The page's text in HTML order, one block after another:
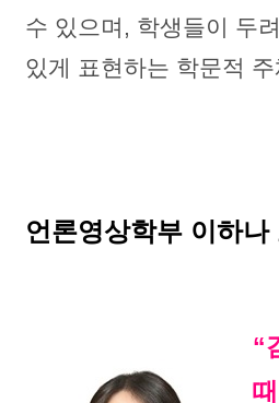
수 있으며, 학생들이 두
있게 표현하는 학문적
언론영상학부 이하나
“